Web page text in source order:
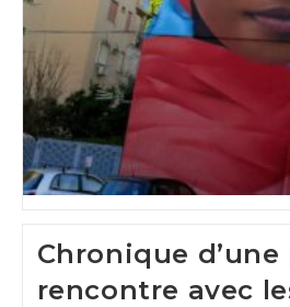
Chronique
rencontre avec